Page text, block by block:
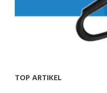
TOP ARTIKEL